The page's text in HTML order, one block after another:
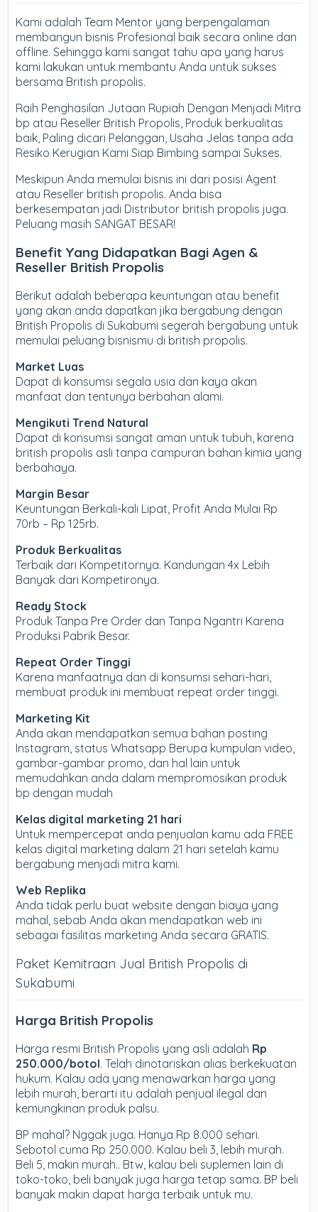
Kami adalah Team Mentor yang berpengalaman
membangun bisnis Profesional baik secara online dan
offline. Sehingga kami sangat tahu apa yang harus
kami lakukan untuk membantu Anda untuk sukses
bersama British propolis.
Raih Penghasilan Jutaan Rupiah Dengan Menjadi Mitra
bp atau Reseller British Propolis, Produk berkualitas
baik, Paling dicari Pelanggan, Usaha Jelas tanpa ada
Resiko Kerugian Kami Siap Bimbing sampai Sukses.
Meskipun Anda memulai bisnis ini dari posisi Agent
atau Reseller british propolis. Anda bisa
berkesempatan jadi Distributor british propolis juga.
Peluang masih SANGAT BESAR!
Benefit Yang Didapatkan Bagi Agen &
Reseller British Propolis
Berikut adalah beberapa keuntungan atau benefit
yang akan anda dapatkan jika bergabung dengan
British Propolis di Sukabumi segerah bergabung untuk
memulai peluang bisnismu di british propolis.
Market Luas
Dapat di konsumsi segala usia dan kaya akan
manfaat dan tentunya berbahan alami.
Mengikuti Trend Natural
Dapat di konsumsi sangat aman untuk tubuh, karena
british propolis asli tanpa campuran bahan kimia yang
berbahaya.
Margin Besar
Keuntungan Berkali-kali Lipat, Profit Anda Mulai Rp
70rb – Rp 125rb.
Produk Berkualitas
Terbaik dari Kompetitornya. Kandungan 4x Lebih
Banyak dari Kompetironya.
Ready Stock
Produk Tanpa Pre Order dan Tanpa Ngantri Karena
Produksi Pabrik Besar.
Repeat Order Tinggi
Karena manfaatnya dan di konsumsi sehari-hari,
membuat produk ini membuat repeat order tinggi.
Marketing Kit
Anda akan mendapatkan semua bahan posting
Instagram, status Whatsapp Berupa kumpulan video,
gambar-gambar promo, dan hal lain untuk
memudahkan anda dalam mempromosikan produk
bp dengan mudah
Kelas digital marketing 21 hari
Untuk mempercepat anda penjualan kamu ada FREE
kelas digital marketing dalam 21 hari setelah kamu
bergabung menjadi mitra kami.
Web Replika
Anda tidak perlu buat website dengan biaya yang
mahal, sebab Anda akan mendapatkan web ini
sebagai fasilitas marketing Anda secara GRATIS.
Paket Kemitraan Jual British Propolis di
Sukabumi
Harga British Propolis
Harga resmi British Propolis yang asli adalah Rp
250.000/botol. Telah dinotariskan alias berkekuatan
hukum. Kalau ada yang menawarkan harga yang
lebih murah, berarti itu adalah penjual ilegal dan
kemungkinan produk palsu.
BP mahal? Nggak juga. Hanya Rp 8.000 sehari.
Sebotol cuma Rp 250.000. Kalau beli 3, lebih murah.
Beli 5, makin murah.. Btw, kalau beli suplemen lain di
toko-toko, beli banyak juga harga tetap sama. BP beli
banyak makin dapat harga terbaik untuk mu.